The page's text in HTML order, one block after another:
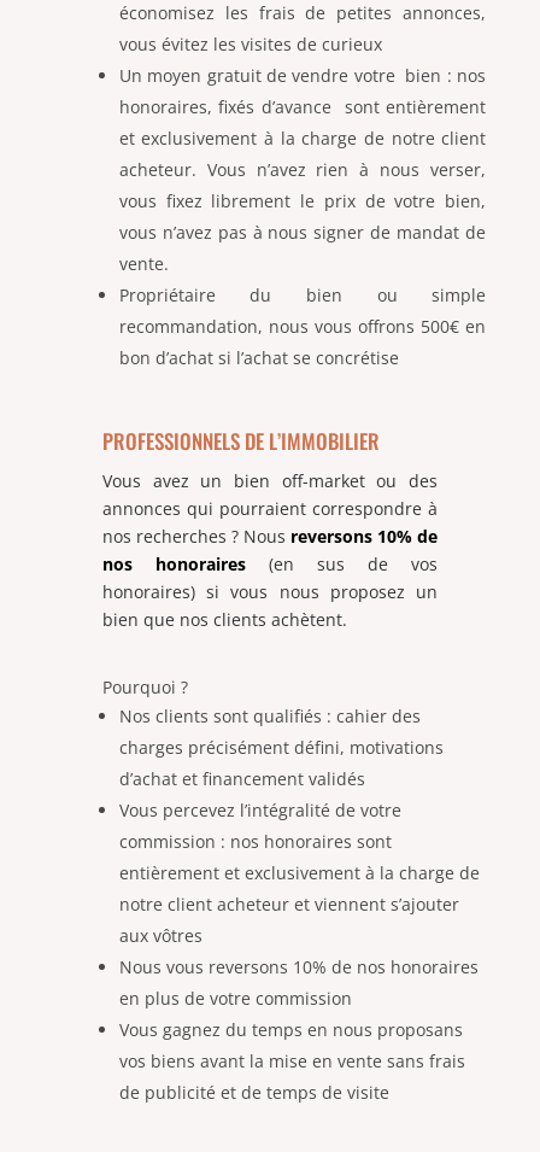
économisez les frais de petites annonces,
vous évitez les visites de curieux
Un moyen gratuit de vendre votre bien : nos
honoraires, fixés d’avance sont entièrement
et exclusivement à la charge de notre client
acheteur. Vous n’avez rien à nous verser,
vous fixez librement le prix de votre bien,
vous n’avez pas à nous signer de mandat de
vente.
Propriétaire du bien ou simple
recommandation, nous vous offrons 500€ en
bon d’achat si l’achat se concrétise
PROFESSIONNELS DE L’IMMOBILIER
Vous avez un bien off-market ou des
annonces qui pourraient correspondre à
nos recherches ? Nous reversons 10% de
nos honoraires (en sus de vos
honoraires) si vous nous proposez un
bien que nos clients achètent.
Pourquoi ?
Nos clients sont qualifiés : cahier des
charges précisément défini, motivations
d’achat et financement validés
Vous percevez l’intégralité de votre
commission : nos honoraires sont
entièrement et exclusivement à la charge de
notre client acheteur et viennent s’ajouter
aux vôtres
Nous vous reversons 10% de nos honoraires
en plus de votre commission
Vous gagnez du temps en nous proposans
vos biens avant la mise en vente sans frais
de publicité et de temps de visite